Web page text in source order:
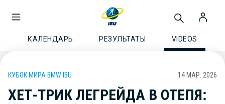
КАЛЕНДАРЬ РЕЗУЛЬТАТЫ VIDEOS
КУБОК МИРА BMW IBU 14 МАР. 2026
ХЕТ-ТРИК ЛЕГРЕЙДА В ОТЕПЯ: